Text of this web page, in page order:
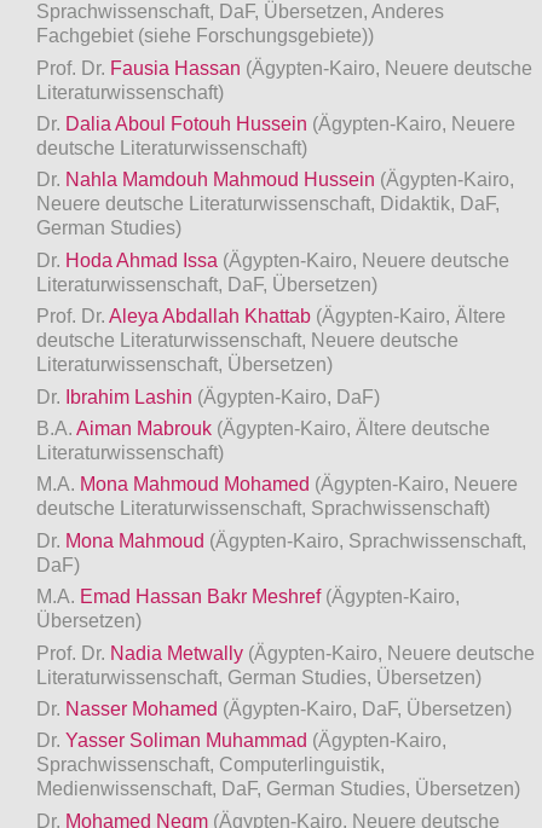
Sprachwissenschaft, DaF, Übersetzen, Anderes
Fachgebiet (siehe Forschungsgebiete))
Prof. Dr. Fausia Hassan (Ägypten-Kairo, Neuere deutsche
Literaturwissenschaft)
Dr. Dalia Aboul Fotouh Hussein (Ägypten-Kairo, Neuere
deutsche Literaturwissenschaft)
Dr. Nahla Mamdouh Mahmoud Hussein (Ägypten-Kairo,
Neuere deutsche Literaturwissenschaft, Didaktik, DaF,
German Studies)
Dr. Hoda Ahmad Issa (Ägypten-Kairo, Neuere deutsche
Literaturwissenschaft, DaF, Übersetzen)
Prof. Dr. Aleya Abdallah Khattab (Ägypten-Kairo, Ältere
deutsche Literaturwissenschaft, Neuere deutsche
Literaturwissenschaft, Übersetzen)
Dr.
Ibrahim Lashin (Ägypten-Kairo, DaF)
B.A. Aiman Mabrouk (Ägypten-Kairo, Ältere deutsche
Literaturwissenschaft)
M.A. Mona Mahmoud Mohamed (Ägypten-Kairo, Neuere
deutsche Literaturwissenschaft, Sprachwissenschaft)
Dr. Mona Mahmoud (Ägypten-Kairo, Sprachwissenschaft,
DaF)
M.A. Emad Hassan Bakr Meshref (Ägypten-Kairo,
Übersetzen)
Prof. Dr. Nadia Metwally (Ägypten-Kairo, Neuere deutsche
Literaturwissenschaft, German Studies, Übersetzen)
Dr. Nasser Mohamed (Ägypten-Kairo, DaF, Übersetzen)
Dr. Yasser Soliman Muhammad (Ägypten-Kairo,
Sprachwissenschaft, Computerlinguistik,
Medienwissenschaft, DaF, German Studies, Übersetzen)
Dr. Mohamed Negm (Ägypten-Kairo, Neuere deutsche